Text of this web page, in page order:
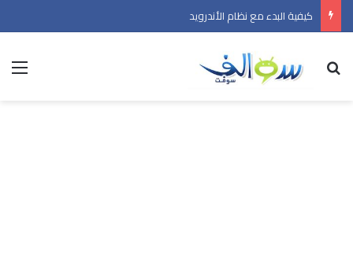
كيفية البدء مع نظام الأندرويد
بحث عن